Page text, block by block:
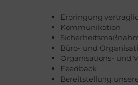
Erbringung
Kommunikation
Büro- und
Organisations- und
Feedback
Bereitstellung